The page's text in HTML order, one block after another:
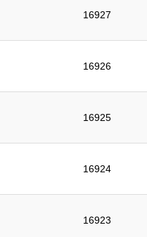
16927
16926
16925
16924
16923